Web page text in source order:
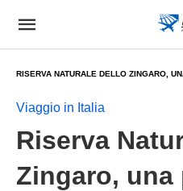
RISERVA NATURALE DELLO ZINGARO,
Viaggio in Italia
Riserva
Zingaro, una